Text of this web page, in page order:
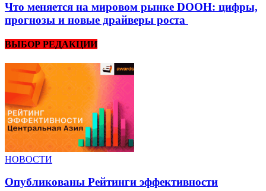
Что меняется на мировом рынке DOOH: цифры,
прогнозы и новые драйверы роста
ВЫБОР РЕДАКЦИИ
НОВОСТИ
Опубликованы Рейтинги эффективности